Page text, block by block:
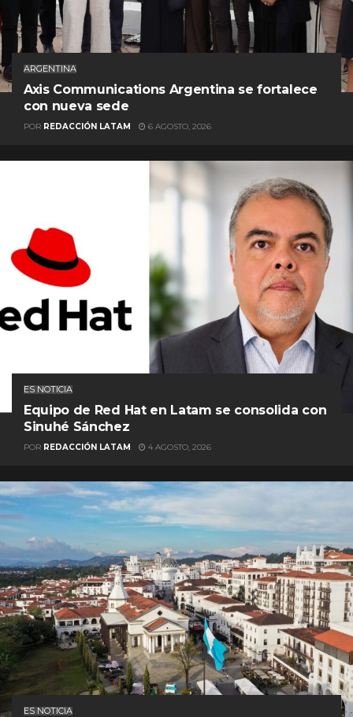
ARGENTINA
Axis Communications Argentina se fortalece
con nueva sede
POR REDACCIÓN LATAM 6 AGOSTO, 2026
ES NOTICIA
Equipo de Red Hat en Latam se consolida con
Sinuhé Sánchez
POR REDACCIÓN LATAM 4 AGOSTO, 2026
ES NOTICIA